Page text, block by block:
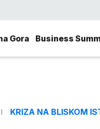
Gora Business
KRIZA NA BLISKOM